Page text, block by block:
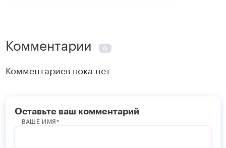
Комментарии 0
Комментариев пока нет
Оставьте ваш комментарий
ВАШЕ ИМЯ